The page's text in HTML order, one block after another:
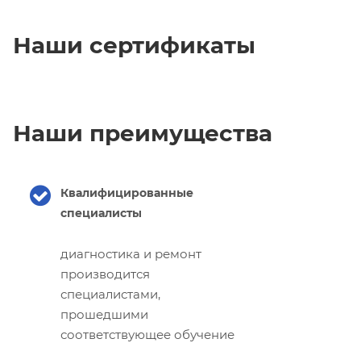
Наши сертификаты
Наши преимущества
Квалифицированные
специалисты
диагностика и ремонт
производится
специалистами,
прошедшими
соответствующее обучение